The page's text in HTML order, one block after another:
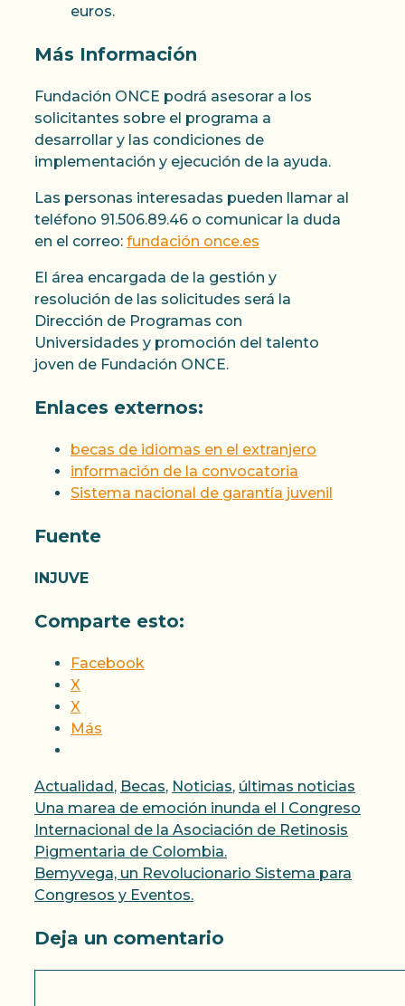
euros.
Más Información
Fundación ONCE podrá asesorar a los
solicitantes sobre el programa a
desarrollar y las condiciones de
implementación y ejecución de la ayuda.
Las personas interesadas pueden llamar al
teléfono 91.506.89.46 o comunicar la duda
en el correo: fundación once.es
El área encargada de la gestión y
resolución de las solicitudes será la
Dirección de Programas con
Universidades y promoción del talento
joven de Fundación ONCE.
Enlaces externos:
becas de idiomas en el extranjero
información de la convocatoria
Sistema nacional de garantía juvenil
Fuente
INJUVE
Comparte esto:
Facebook
X
X
Más
Categorías
Actualidad, Becas, Noticias, últimas noticias
Una marea de emoción inunda el I Congreso
Internacional de la Asociación de Retinosis
Pigmentaria de Colombia.
Bemyvega, un Revolucionario Sistema para
Congresos y Eventos.
Deja un comentario